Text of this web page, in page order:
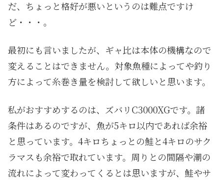
だ、ちょっと格好が悪いというのは難点ですけ
ど・・・。
最初にも言いましたが、ギャ比は本体の機構なので
変えることはできません。対象魚種によってや釣り
方によって糸巻き量を検討して欲しいと思います。
私がおすすめするのは、ズバリC3000XGです。諸
条件はあるのですが、魚が5キロ以内であれば余裕
と思っています。4キロちょっとの鮭と4キロのサク
ラマスも余裕で取れています。周りとの間隔や潮の
流れによって変わってくるとは思いますが、鮭やサ